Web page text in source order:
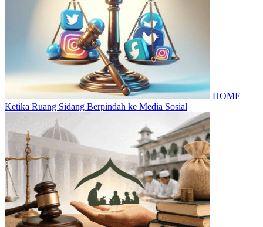
HOME
Ketika Ruang Sidang Berpindah ke Media Sosial